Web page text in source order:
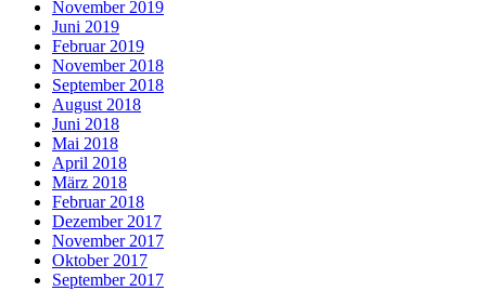
November 2019
Juni 2019
Februar 2019
November 2018
September 2018
August 2018
Juni 2018
Mai 2018
April 2018
März 2018
Februar 2018
Dezember 2017
November 2017
Oktober 2017
September 2017